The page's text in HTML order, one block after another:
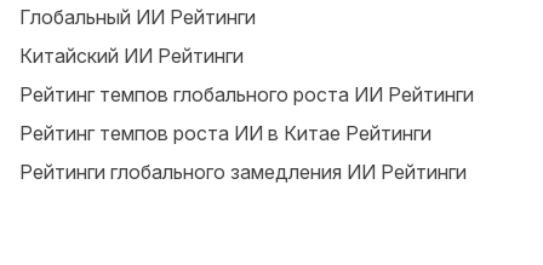
Глобальный ИИ Рейтинги
Китайский ИИ Рейтинги
Рейтинг темпов глобального роста ИИ Рейтинги
Рейтинг темпов роста ИИ в Китае Рейтинги
Рейтинги глобального замедления ИИ Рейтинги